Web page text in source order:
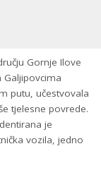
Gornje Ilove
putu, učestvovala
tjelesne povrede.
je
vozila, jedno